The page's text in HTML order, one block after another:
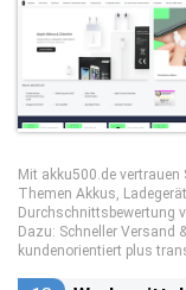
Mit akku500.de
Themen Akkus,
Durchschnittsbewertung
Dazu: Schneller Versand
kundenorientiert plus